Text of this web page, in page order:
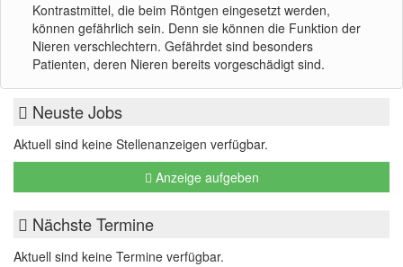
Kontrastmittel, die beim Röntgen eingesetzt werden,
können gefährlich sein. Denn sie können die Funktion der
Nieren verschlechtern. Gefährdet sind besonders
Patienten, deren Nieren bereits vorgeschädigt sind.
Neuste Jobs
Aktuell sind keine Stellenanzeigen verfügbar.
Anzeige aufgeben
Nächste Termine
Aktuell sind keine Termine verfügbar.